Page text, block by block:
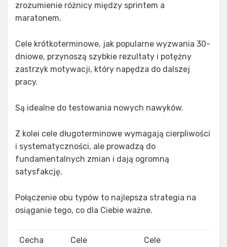
zrozumienie różnicy między sprintem a
maratonem.
Cele krótkoterminowe, jak popularne wyzwania 30-
dniowe, przynoszą szybkie rezultaty i potężny
zastrzyk motywacji, który napędza do dalszej
pracy.
Są idealne do testowania nowych nawyków.
Z kolei cele długoterminowe wymagają cierpliwości
i systematyczności, ale prowadzą do
fundamentalnych zmian i dają ogromną
satysfakcję.
Połączenie obu typów to najlepsza strategia na
osiąganie tego, co dla Ciebie ważne.
Cecha
Cele
Cele